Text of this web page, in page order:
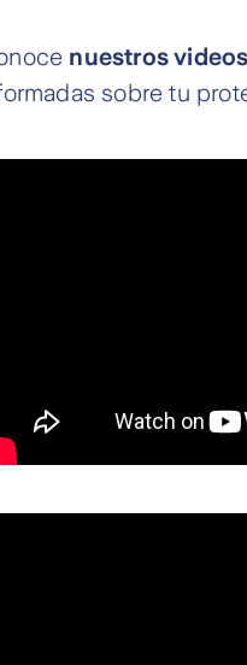
nuestros videos
sobre tu